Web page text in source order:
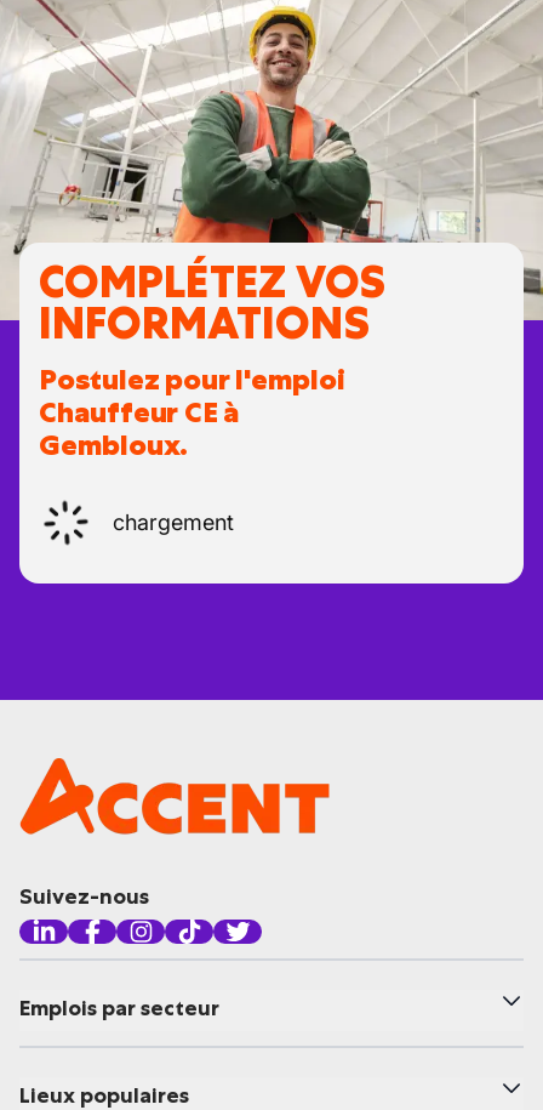
COMPLÉTEZ VOS
INFORMATIONS
Postulez pour l'emploi
Chauffeur CE à
Gembloux.
chargement
Suivez-nous
Emplois par secteur
Lieux populaires